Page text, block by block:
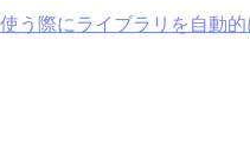
う際にライブラリを自動